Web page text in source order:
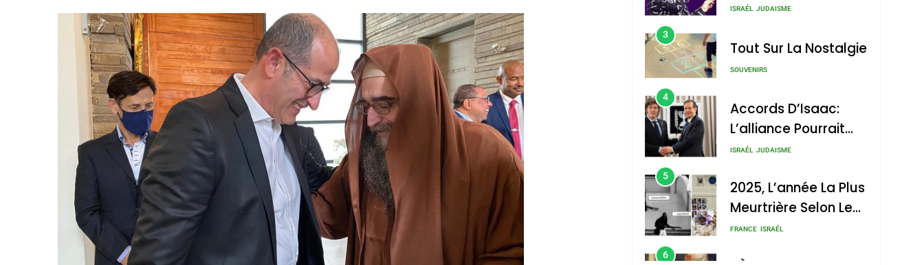
Nouvelle Chanson De
ISRAÉL JUDAISME
3
Tout Sur La Nostalgie
SOUVENIRS
4
Accords D’Isaac:
L’alliance Pourrait
S’étendre À 13 Pays
ISRAÉL JUDAISME
5
2025, L’année La Plus
Meurtrière Selon Le
Rapport D’ADL
FRANCE ISRAÉL
6